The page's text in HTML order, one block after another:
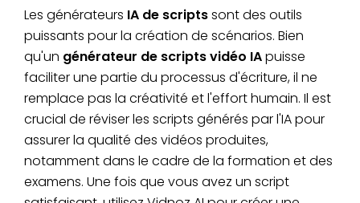
Les générateurs IA de scriptssont des outils
puissants pour la création de scénarios. Bien
qu'un générateur de scripts vidéo IApuisse
faciliter une partie du processus d'écriture, il ne
remplace pas la créativité et l'effort humain. Il est
crucial de réviser les scripts générés par l'IA pour
assurer la qualité des vidéos produites,
notamment dans le cadre de la formation et des
examens. Une fois que vous avez un script